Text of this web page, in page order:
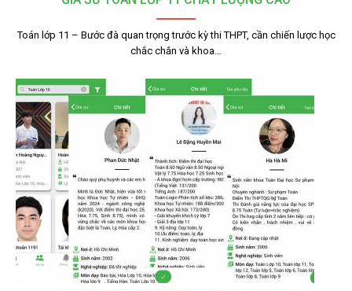
Toán lớp 11 – Bước đà quan trọng trước kỳ thi THPT, cần chiến lược học
chắc chắn và khoa…